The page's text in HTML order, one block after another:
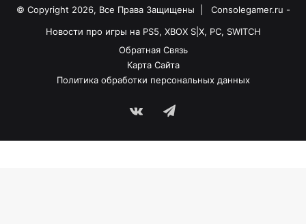
© Copyright 2026, Все Права Защищены |
Consolegamer.ru -
Новости про игры на PS5, XBOX S|X, PC, SWITCH
Обратная Связь
Карта Сайта
Политика обработки персональных данных